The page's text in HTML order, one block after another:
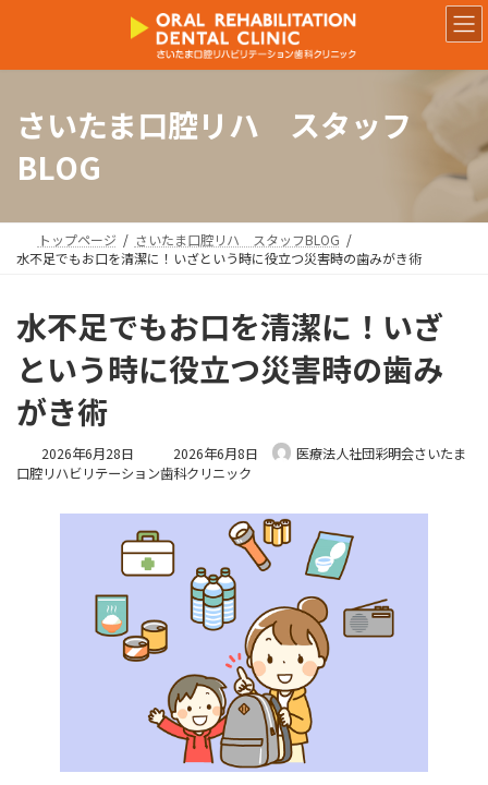
ン
ー
さいたま口腔リハ スタッフ
BLOG
トップページ
さいたま口腔リハ スタッフBLOG
水不足でもお口を清潔に！いざという時に役立つ災害時の歯みがき術
水不足でもお口を清潔に！いざ
という時に役立つ災害時の歯み
がき術
2026年6月28日
最
終
時
:
2026年6月8日
医療法人社団彩明会さいたま
口腔リハビリテーション歯科クリニック